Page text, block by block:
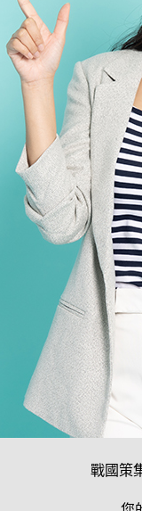
戰國策